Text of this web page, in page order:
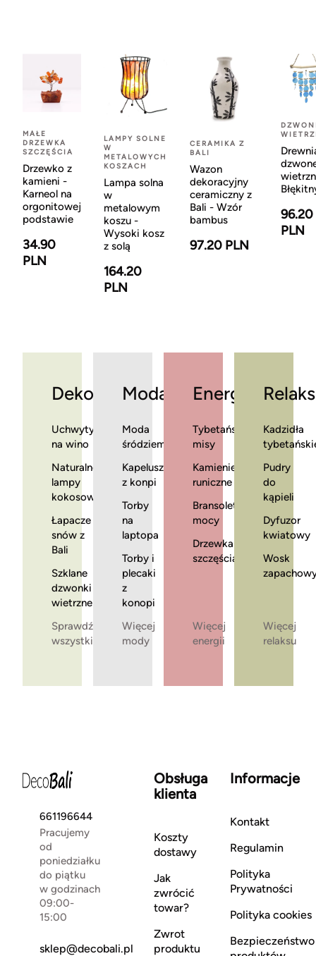
MAŁE
DRZEWKA
SZCZĘŚCIA
Drzewko z
kamieni -
Karneol na
orgonitowej
podstawie
34.90
PLN
LAMPY SOLNE
W
METALOWYCH
KOSZACH
Lampa solna
w
metalowym
koszu -
Wysoki kosz
z solą
164.20
PLN
CERAMIKA Z
BALI
Wazon
dekoracyjny
ceramiczny z
Bali - Wzór
bambus
97.20 PLN
96.20
PLN
Dekoracje
Uchwyty
na wino
Naturalne
lampy
kokosowe
Łapacze
snów z
Bali
Szklane
dzwonki
wietrzne
Sprawdź
wszystkie
Moda
Moda
śródziemnomorska
Kapelusze
z konpi
Torby
na
laptopa
Torby i
plecaki
z
konopi
Więcej
mody
Energia
Tybetańskie
misy
Kamienie
runiczne
Bransoletki
mocy
Drzewka
szczęścia
Więcej
energii
Relaks
Kadzidła
Pudry
do
kąpieli
Dyfuzor
kwiatowy
Wosk
Więcej
relaksu
661196644
Pracujemy
od
poniedziałku
do piątku
w godzinach
09:00-
15:00
sklep@decobali.pl
Obsługa
klienta
Koszty
dostawy
Jak
zwrócić
towar?
Zwrot
produktu
Informacje
Kontakt
Regulamin
Polityka
Prywatności
Polityka cookies
Bezpieczeństwo